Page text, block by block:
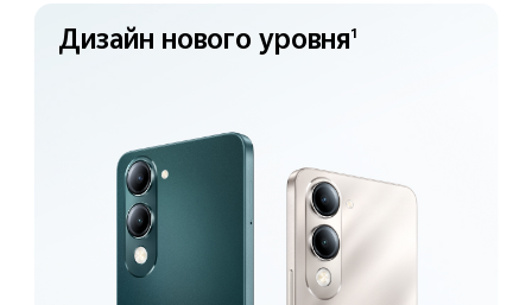
Дизайн нового уровня1